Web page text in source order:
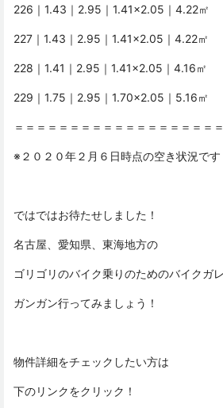
226｜1.43｜2.95｜1.41×2.05｜4.22㎡
227｜1.43｜2.95｜1.41×2.05｜4.22㎡
228｜1.41｜2.95｜1.41×2.05｜4.16㎡
229｜1.75｜2.95｜1.70×2.05｜5.16㎡
＝＝＝＝＝＝＝＝＝＝＝＝＝＝＝＝＝＝＝
※２０２０年２月６日時点の空き状況です
ではではお待たせしました！
名古屋、愛知県、東海地方の
ゴリゴリのバイク乗りのためのバイクガ
ガンガン行ってみましょう！
物件詳細をチェックしたい方は
下のリンクをクリック！